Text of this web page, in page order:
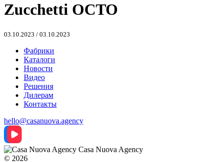
Zucchetti OCTO
03.10.2023 / 03.10.2023
Фабрики
Каталоги
Новости
Видео
Решения
Дилерам
Контакты
hello@casanuova.agency
Casa Nuova Agency
© 2026